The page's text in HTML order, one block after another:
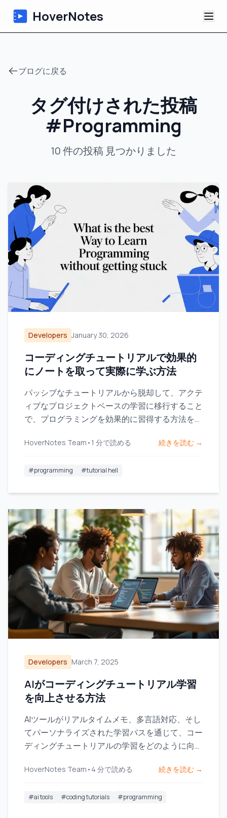
HoverNotes
AI動画ノート
チュートリアル
について
ブログに戻る
タグ付けされた投稿
#Programming
10件の投稿 見つかりました
Developers January 30, 2026
コーディングチュートリアルで効果的
にノートを取って実際に学ぶ方法
パッシブなチュートリアルから脱却して、アクテ
ィブなプロジェクトベースの学習に移行すること
で、プログラミングを効果的に習得する方法をご
リアル地獄から抜け出しましょう。
HoverNotes Team • 1 分で読める 続きを読む →
#programming #tutorial hell
Developers March 7, 2025
AIがコーディングチュートリアル学習
を向上させる方法
AIツールがリアルタイムメモ、多言語対応、そし
てパーソナライズされた学習パスを通じて、コー
ディングチュートリアルの学習をどのように向上
HoverNotes Team • 4 分で読める 続きを読む →
#ai tools #coding tutorials #programming